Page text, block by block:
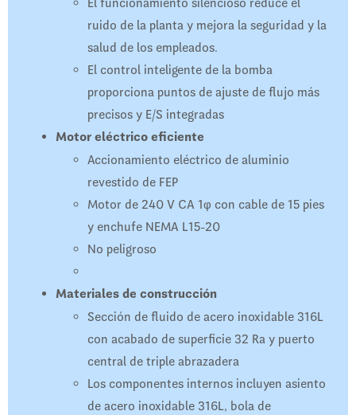
ruido de la planta y mejora la seguridad y la
salud de los empleados.
El control inteligente de la bomba
proporciona puntos de ajuste de flujo más
precisos y E/S integradas
Motor eléctrico eficiente
Accionamiento eléctrico de aluminio
revestido de FEP
Motor de 240 V CA 1φ con cable de 15 pies
y enchufe NEMA L15-20
No peligroso
Materiales de construcción
Sección de fluido de acero inoxidable 316L
con acabado de superficie 32 Ra y puerto
central de triple abrazadera
Los componentes internos incluyen asiento
de acero inoxidable 316L, bola de